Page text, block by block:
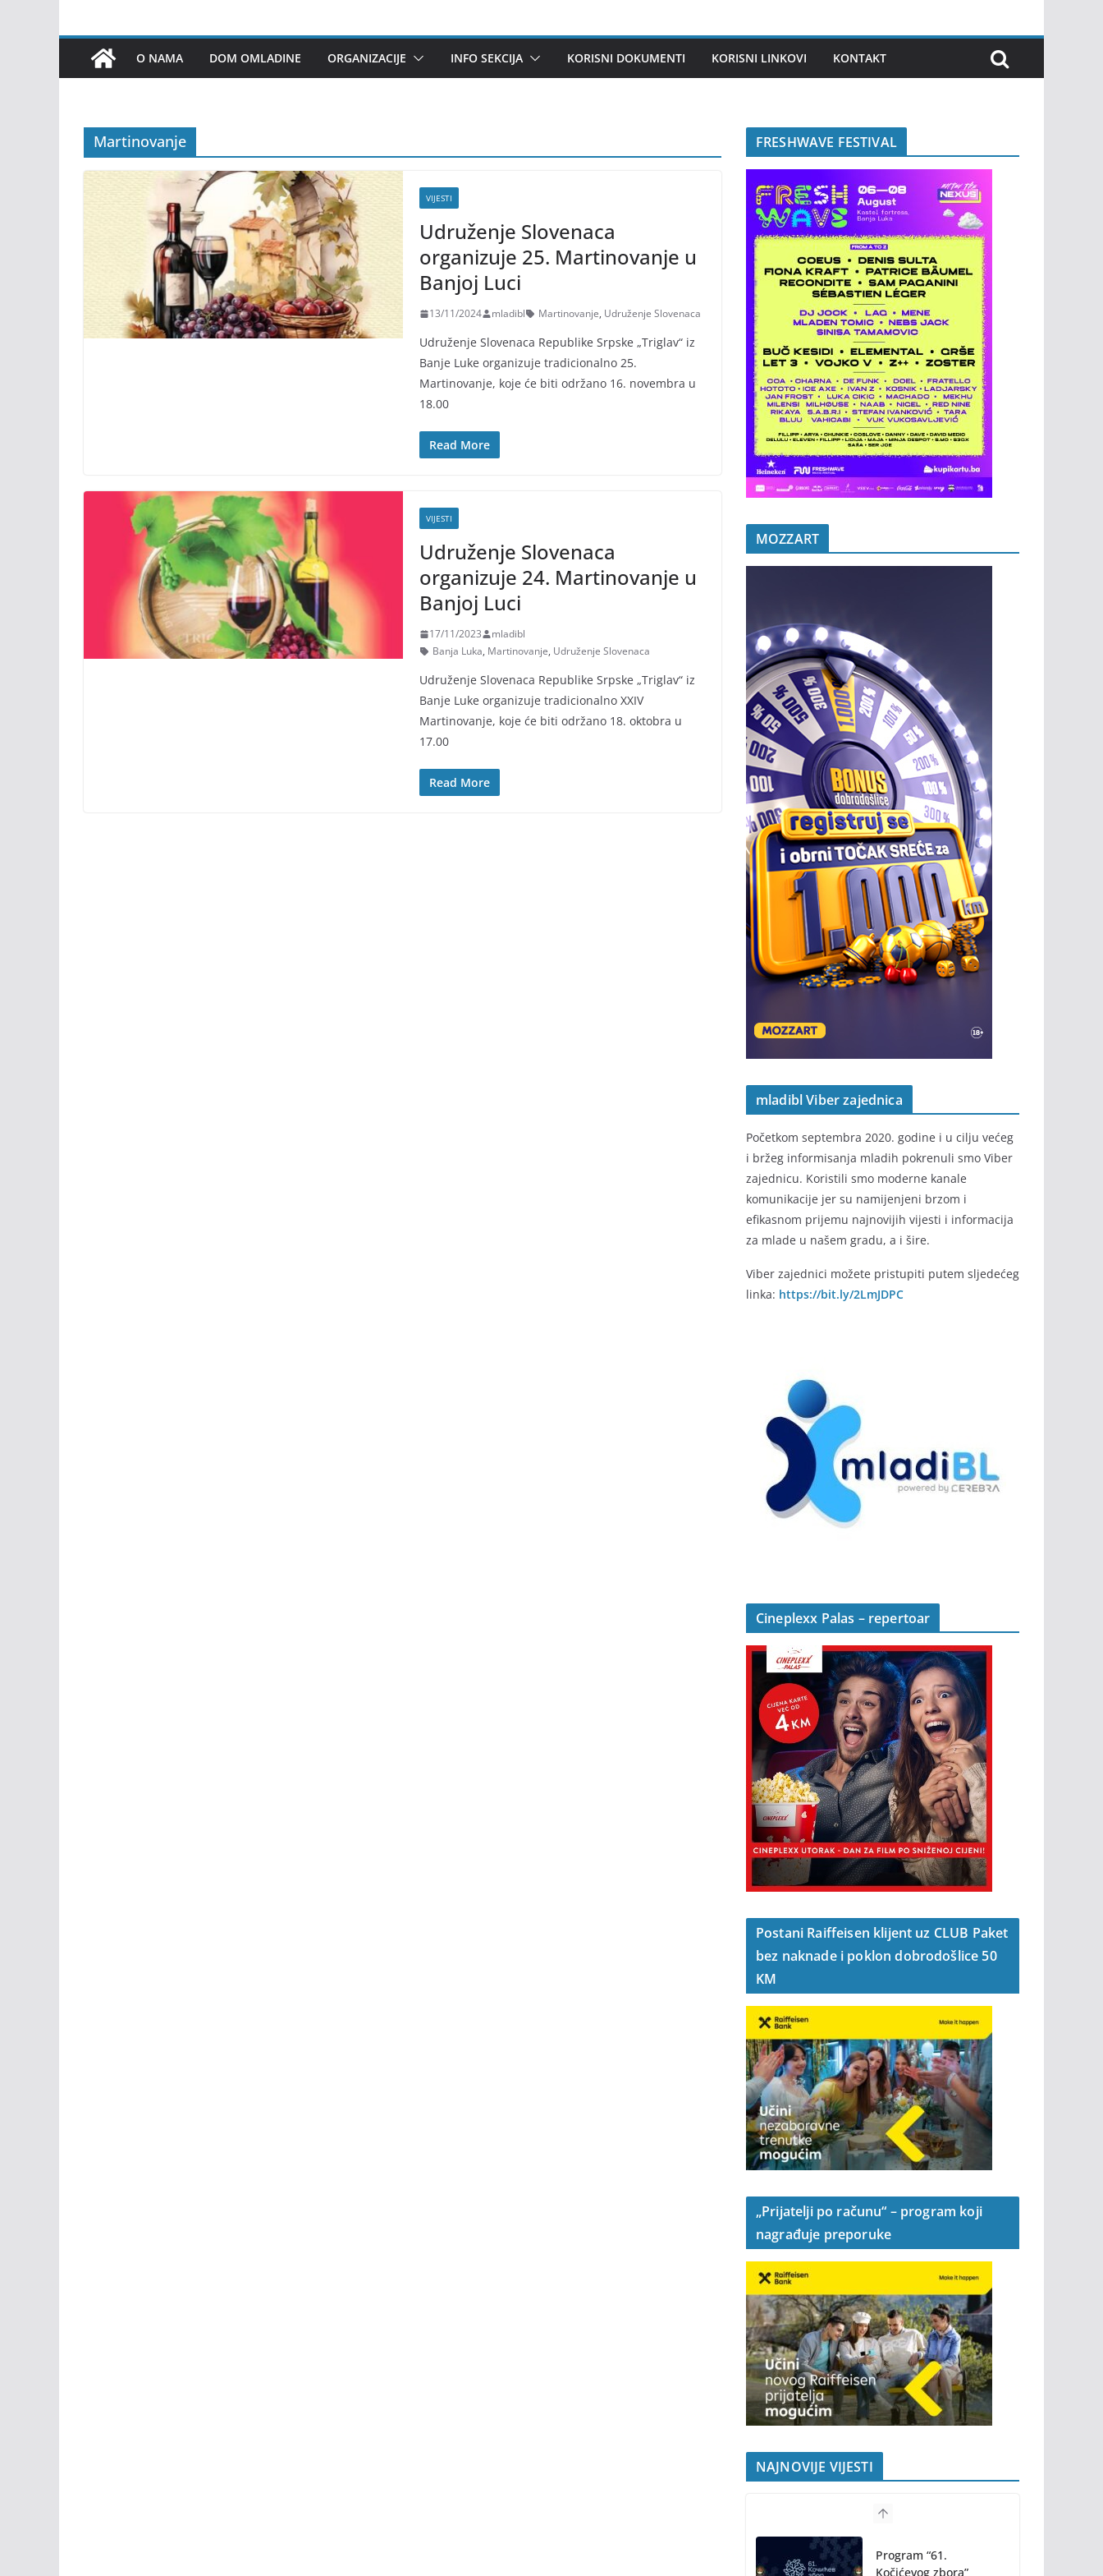
O NAMA DOM OMLADINE ORGANIZACIJE INFO SEKCIJA KORISNI DOKUMENTI KORISNI LINKOVI KONTAKT
Martinovanje
VIJESTI
Udruženje Slovenaca
organizuje 25. Martinovanje u
Banjoj Luci
13/11/2024 mladibl Martinovanje, Udruženje Slovenaca
Udruženje Slovenaca Republike Srpske „Triglav“ iz
Banje Luke organizuje tradicionalno 25.
Martinovanje, koje će biti održano 16. novembra u
18.00
Read More
VIJESTI
Udruženje Slovenaca
organizuje 24. Martinovanje u
Banjoj Luci
17/11/2023
mladibl
Banja Luka, Martinovanje, Udruženje Slovenaca
Udruženje Slovenaca Republike Srpske „Triglav“ iz
Banje Luke organizuje tradicionalno XXIV
Martinovanje, koje će biti održano 18. oktobra u
17.00
Read More
FRESHWAVE FESTIVAL
MOZZART
mladibl Viber zajednica
Početkom septembra 2020. godine i u cilju većeg
i bržeg informisanja mladih pokrenuli smo Viber
zajednicu. Koristili smo moderne kanale
komunikacije jer su namijenjeni brzom i
efikasnom prijemu najnovijih vijesti i informacija
za mlade u našem gradu, a i šire.
Viber zajednici možete pristupiti putem sljedećeg
linka: https://bit.ly/2LmJDPC
Cineplexx Palas – repertoar
Postani Raiffeisen klijent uz CLUB Paket
bez naknade i poklon dobrodošlice 50
KM
„Prijatelji po računu“ – program koji
nagrađuje preporuke
NAJNOVIJE VIJESTI
Program “61.
Kočićevog zbora”